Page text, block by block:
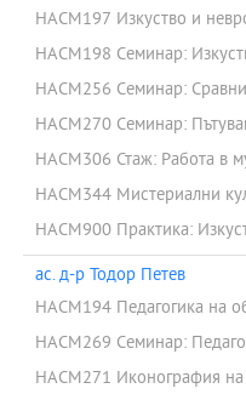
HACM197 Изкуство и
HACM198 Семинар:
HACM256 Семинар:
HACM270 Семинар:
HACM306 Стаж: Работа в
HACM344 Мистериални
HACM900 Практика:
ас. д-р Тодор Петев
HACM194 Педагогика на
HACM269 Семинар:
HACM271 Иконография на